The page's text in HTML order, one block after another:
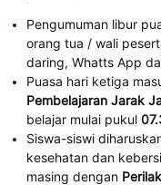
Pengumuman libur
orang tua / wali
daring, Whatts App
Puasa hari ketiga
Pembelajaran Jarak
belajar mulai pukul
Siswa-siswi
kesehatan dan
masing dengan